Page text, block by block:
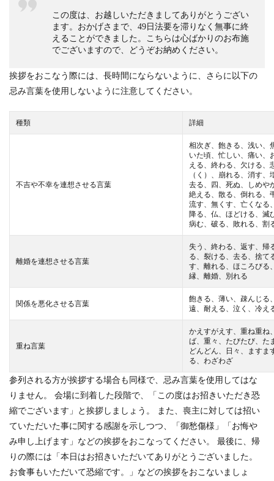
この度は、お越しいただきましてありがとうござい
ます。おかげさまで、49日法要を滞りなく無事に終
えることができました。こちらは心ばかりのお布施
でございますので、どうぞお納めください。
挨拶をおこなう際には、長時間にならないように、さらに以下の
忌み言葉を使用しないように注意してください。
種類 詳細
不吉や不幸を連想させる言葉
相次ぎ、飽きる、浅い、
いた頃、忙しい、痛い、
える、終わる、欠ける、
（く）、崩れる、消す
去る、四、死ぬ、しめや
絶える、散る、倒れる、
流す、無くす、亡くなる
降る、仏、ほどける、滅
病む、破る、敗れる、割
離婚を連想させる言葉
失う、終わる、返す、帰
る、裂ける、去る、捨て
す、離れる、ほころびる
縁、離婚、別れる
関係を悪化させる言葉
飽きる、薄い、疎んじる
遠、耐える、泣く、冷え
重ね言葉
かえすがえす、重ね重ね
ば、重々、たびたび、た
どんどん、日々、ますま
る、わざわざ
参列される方が挨拶する場合も同様で、忌み言葉を使用してはな
りません。
会場に到着した段階で、「この度はお招きいただき恐
縮でございます」と挨拶しましょう。 また、喪主に対しては招い
ていただいた事に関する感謝を示しつつ、「御愁傷様」「お悔や
み申し上げます」などの挨拶をおこなってください。 最後に、帰
りの際には「本日はお招きいただいてありがとうございました。
お食事もいただいて恐縮です。」などの挨拶をおこないましょ